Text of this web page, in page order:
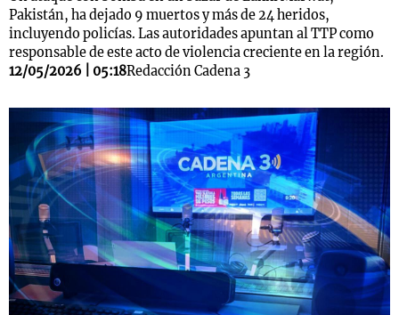
Pakistán, ha dejado 9 muertos y más de 24 heridos,
incluyendo policías. Las autoridades apuntan al TTP como
responsable de este acto de violencia creciente en la región.
12/05/2026 | 05:18Redacción Cadena 3